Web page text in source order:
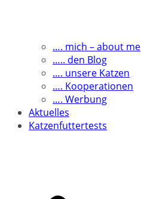
…. mich – about me
….. den Blog
…. unsere Katzen
…. Kooperationen
…. Werbung
Aktuelles
Katzenfuttertests